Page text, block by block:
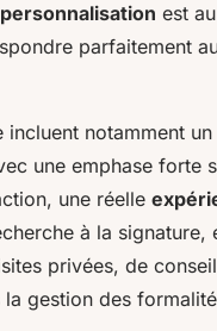
personnalisation est
parfaitement
notamment
une emphase forte
une réelle
à la
privées, de
gestion des